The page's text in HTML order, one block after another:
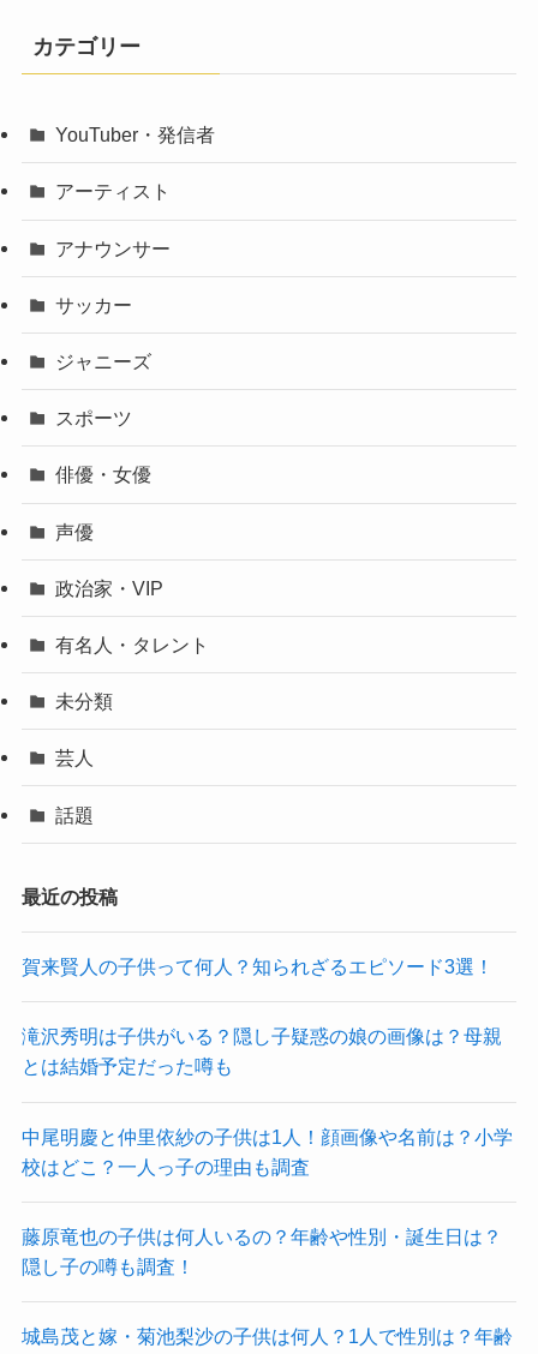
カテゴリー
YouTuber・発信者
アーティスト
アナウンサー
サッカー
ジャニーズ
スポーツ
俳優・女優
声優
政治家・VIP
有名人・タレント
未分類
芸人
話題
最近の投稿
賀来賢人の子供って何人？知られざるエピソード3選！
滝沢秀明は子供がいる？隠し子疑惑の娘の画像は？母親
とは結婚予定だった噂も
中尾明慶と仲里依紗の子供は1人！顔画像や名前は？小学
校はどこ？一人っ子の理由も調査
藤原竜也の子供は何人いるの？年齢や性別・誕生日は？
隠し子の噂も調査！
城島茂と嫁・菊池梨沙の子供は何人？1人で性別は？年齢